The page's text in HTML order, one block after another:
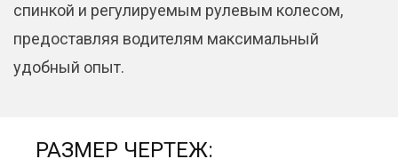
спинкой и регулируемым рулевым колесом,
предоставляя водителям максимальный
удобный опыт.
РАЗМЕР ЧЕРТЕЖ: